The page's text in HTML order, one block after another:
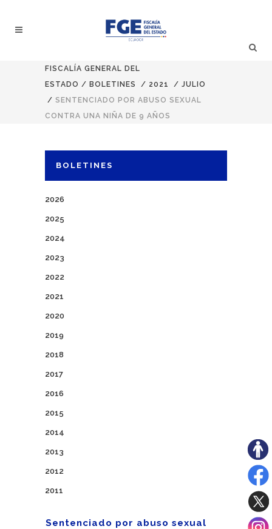
FISCALÍA GENERAL DEL
ESTADO / BOLETINES / 2021 / JULIO
/ SENTENCIADO POR ABUSO SEXUAL
CONTRA UNA NIÑA DE 9 AÑOS
BOLETINES
2026
2025
2024
2023
2022
2021
2020
2019
2018
2017
2016
2015
2014
2013
2012
2011
Sentenciado por abuso sexual